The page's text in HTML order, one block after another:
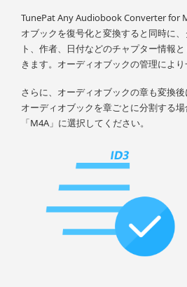
TunePat Any Audiobook Converter for
オブックを復号化と変換すると同時に
ト、作者、日付などのチャプター情報
きます。オーディオブックの管理により
さらに、オーディオブックの章も変換後
オーディオブックを章ごとに分割する
「M4A」に選択してください。